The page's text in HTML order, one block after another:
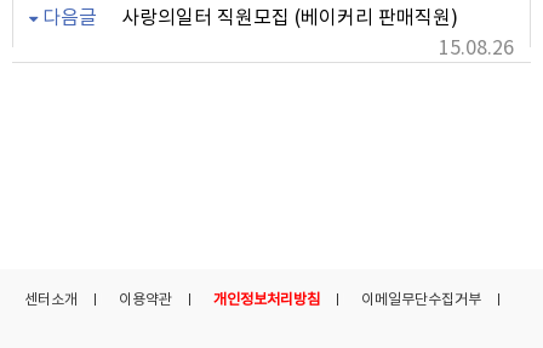
다음글
사랑의일터 직원모집 (베이커리 판매직원)
15.08.26
센터소개 이용약관 개인정보처리방침 이메일무단수집거부